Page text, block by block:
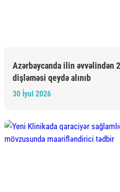
Azərbaycanda ilin əvvəlindən
dişləməsi qeydə alınıb
30 İyul 2026